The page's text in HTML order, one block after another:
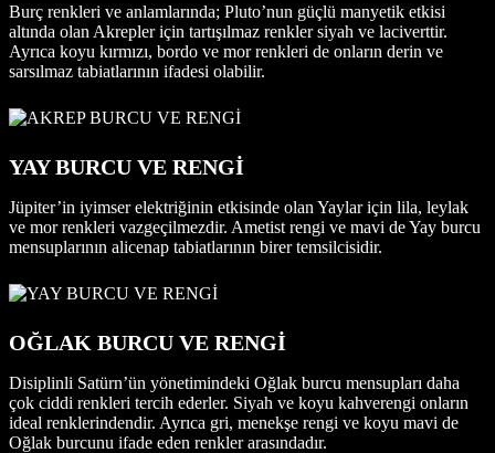
Burç renkleri ve anlamlarında; Pluto’nun güçlü manyetik etkisi
altında olan Akrepler için tartışılmaz renkler siyah ve laciverttir.
Ayrıca koyu kırmızı, bordo ve mor renkleri de onların derin ve
sarsılmaz tabiatlarının ifadesi olabilir.
YAY BURCU VE RENGİ
Jüpiter’in iyimser elektriğinin etkisinde olan Yaylar için lila, leylak
ve mor renkleri vazgeçilmezdir. Ametist rengi ve mavi de Yay burcu
mensuplarının alicenap tabiatlarının birer temsilcisidir.
OĞLAK BURCU VE RENGİ
Disiplinli Satürn’ün yönetimindeki Oğlak burcu mensupları daha
çok ciddi renkleri tercih ederler. Siyah ve koyu kahverengi onların
ideal renklerindendir. Ayrıca gri, menekşe rengi ve koyu mavi de
Oğlak burcunu ifade eden renkler arasındadır.